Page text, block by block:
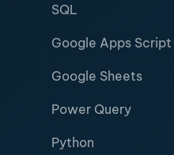
SQL
Google Apps Script
Google Sheets
Power Query
Python